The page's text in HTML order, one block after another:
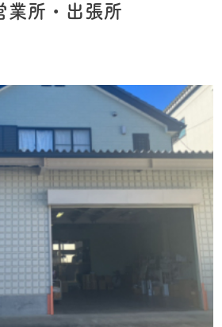
業所・出張所